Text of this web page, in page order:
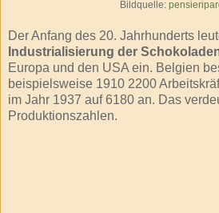
Bildquelle:
Der Anfang des 20. Jahrhunderts
Industrialisierung der
Europa und den USA ein. Belgien
beispielsweise 1910 2200
im Jahr 1937 auf 6180 an. Das
Produktionszahlen.